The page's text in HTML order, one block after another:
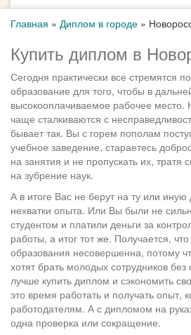
Главная » Диплом в городе »
Купить диплом в
Сегодня практически все стремятся
образование для того, чтобы в
высокооплачиваемое рабочее место.
чаще сталкиваются с
бывает так. Вы с горем пополам
учебное заведение, стараетесь
на занятия и не пропускать их, тратя
на зубрение наук.
А в итоге Вас не берут на ту или иную
нехватки опыта. Или Вы были не
студентом и платили деньги за
работы, а итог тот же. Получается,
образования несовершенна, потому
хотят брать молодых сотрудников
лучше купить диплом и сэкономить
это время работать и получать опыт,
работодателям. А с дипломом на
одна проверка или сокращение.